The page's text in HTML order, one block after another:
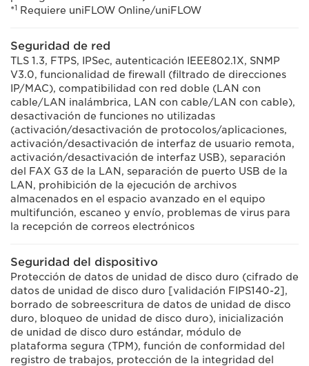
*1 Requiere uniFLOW Online/uniFLOW
Seguridad de red
TLS 1.3, FTPS, IPSec, autenticación IEEE802.1X, SNMP
V3.0, funcionalidad de firewall (filtrado de direcciones
IP/MAC), compatibilidad con red doble (LAN con
cable/LAN inalámbrica, LAN con cable/LAN con cable),
desactivación de funciones no utilizadas
(activación/desactivación de protocolos/aplicaciones,
activación/desactivación de interfaz de usuario remota,
activación/desactivación de interfaz USB), separación
del FAX G3 de la LAN, separación de puerto USB de la
LAN, prohibición de la ejecución de archivos
almacenados en el espacio avanzado en el equipo
multifunción, escaneo y envío, problemas de virus para
la recepción de correos electrónicos
Seguridad del dispositivo
Protección de datos de unidad de disco duro (cifrado de
datos de unidad de disco duro [validación FIPS140-2],
borrado de sobreescritura de datos de unidad de disco
duro, bloqueo de unidad de disco duro), inicialización
de unidad de disco duro estándar, módulo de
plataforma segura (TPM), función de conformidad del
registro de trabajos, protección de la integridad del